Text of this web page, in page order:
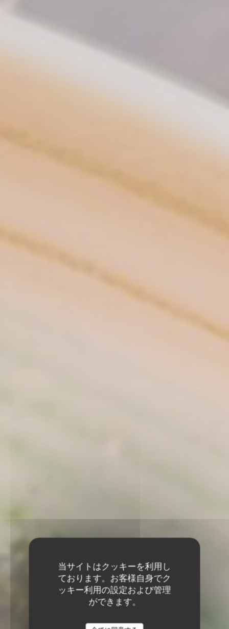
当サイトはクッキーを利用し
ております。お客様自身でク
ッキー利用の設定および管理
ができます。